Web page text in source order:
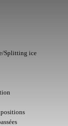
Splitting ice